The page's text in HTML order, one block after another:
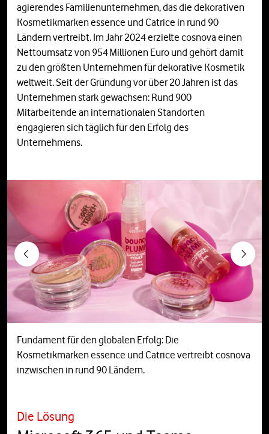
agierendes Familienunternehmen, das die dekorativen
Kosmetikmarken essence und Catrice in rund 90
Ländern vertreibt. Im Jahr 2024 erzielte cosnova einen
Nettoumsatz von 954 Millionen Euro und gehört damit
zu den größten Unternehmen für dekorative Kosmetik
weltweit. Seit der Gründung vor über 20 Jahren ist das
Unternehmen stark gewachsen: Rund 900
Mitarbeitende an internationalen Standorten
engagieren sich täglich für den Erfolg des
Unternehmens.
Fundament für den globalen Erfolg: Die
Kosmetikmarken essence und Catrice vertreibt cosnova
inzwischen in rund 90 Ländern.
Previous Next
Die Lösung